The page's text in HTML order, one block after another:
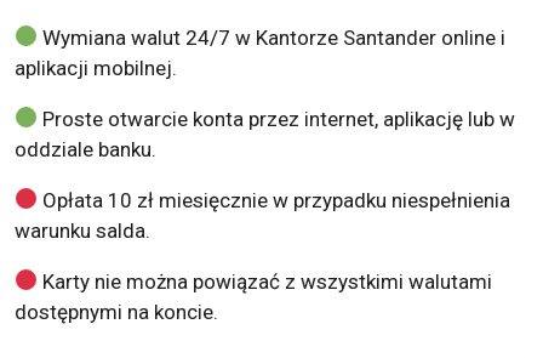
Wymiana walut 24/7 w Kantorze Santander online i
aplikacji mobilnej.
Proste otwarcie konta przez internet, aplikację lub w
oddziale banku.
Opłata 10 zł miesięcznie w przypadku niespełnienia
warunku salda.
Karty nie można powiązać z wszystkimi walutami
dostępnymi na koncie.